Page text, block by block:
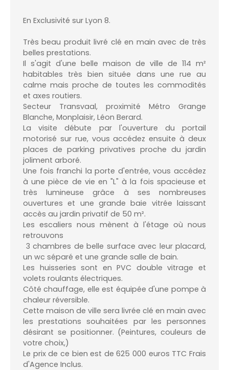
En Exclusivité sur Lyon 8.
Très beau produit livré clé en main avec de très
belles prestations.
Il s'agit d'une belle maison de ville de 114 m²
habitables très bien située dans une rue au
calme mais proche de toutes les commodités
et axes routiers.
Secteur Transvaal, proximité Métro Grange
Blanche, Monplaisir, Léon Berard.
La visite débute par l'ouverture du portail
motorisé sur rue, vous accédez ensuite à deux
places de parking privatives proche du jardin
joliment arboré.
Une fois franchi la porte d'entrée, vous accédez
à une pièce de vie en "L" à la fois spacieuse et
très lumineuse grâce à ses nombreuses
ouvertures et une grande baie vitrée laissant
accès au jardin privatif de 50 m².
Les escaliers nous mènent à l'étage où nous
retrouvons
3 chambres de belle surface avec leur placard,
un wc séparé et une grande salle de bain.
Les huisseries sont en PVC double vitrage et
volets roulants électriques.
Côté chauffage, elle est équipée d'une pompe à
chaleur réversible.
Cette maison de ville sera livrée clé en main avec
les prestations souhaitées par les personnes
désirant se positionner. (Peintures, couleurs de
votre choix,)
Le prix de ce bien est de 625 000 euros TTC Frais
d'Agence Inclus.